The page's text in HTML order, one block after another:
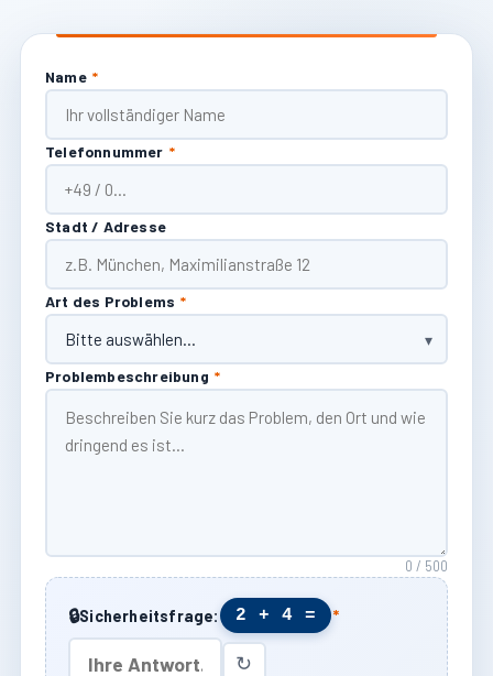
Name *
Telefonnummer *
Stadt / Adresse
Art des Problems *
Problembeschreibung *
0 / 500
🔒Sicherheitsfrage: 2 + 4 = *
↻